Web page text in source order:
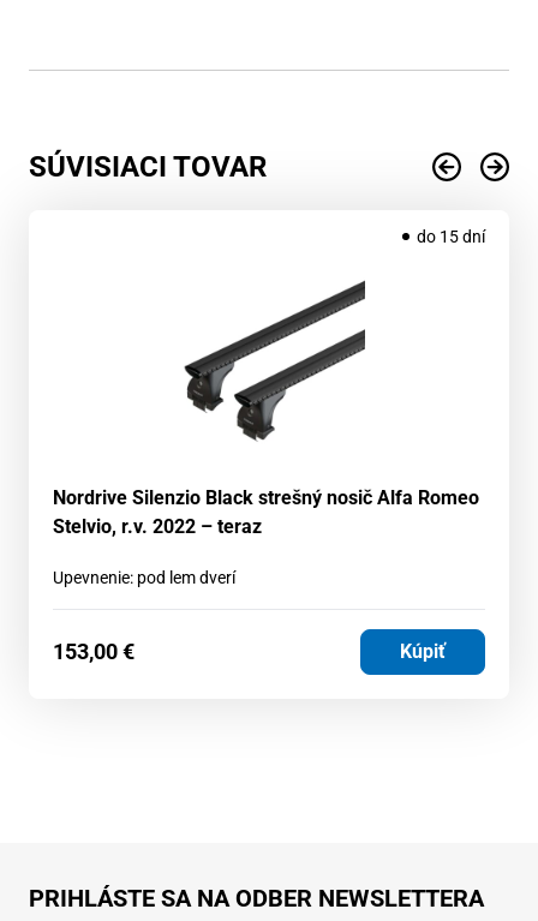
SÚVISIACI TOVAR
do 15 dní
Nordrive Silenzio Black strešný nosič Alfa Romeo
Stelvio, r.v. 2022 – teraz
Upevnenie: pod lem dverí
153,00€ Kúpiť
PRIHLÁSTE SA NA ODBER NEWSLETTERA